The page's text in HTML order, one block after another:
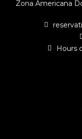
Zona Americana
Hours